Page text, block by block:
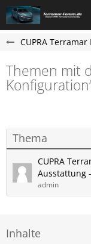
CUPRA
Themen mit
Thema
CUPRA
Ausstattung
admin
Inhalte